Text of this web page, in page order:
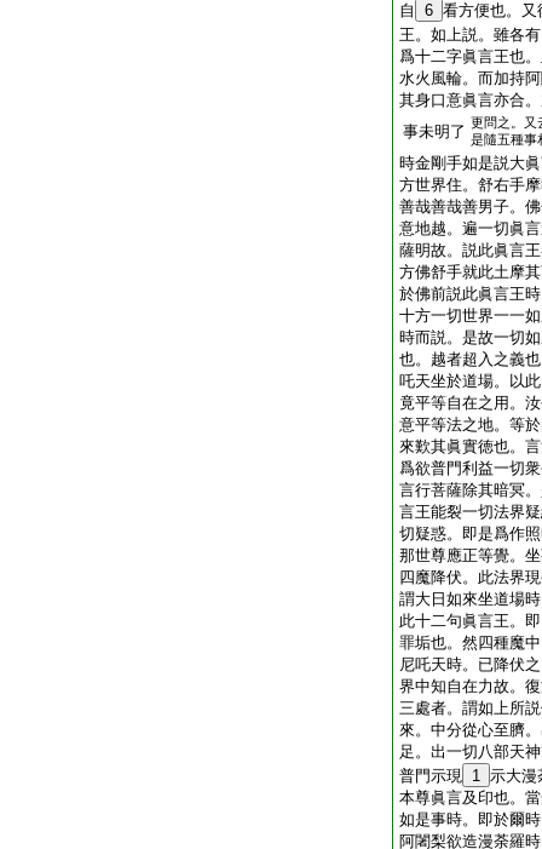
自
6 看方便也。又
王。如上説。雖各
爲十二字眞言王也
水火風輪。而加持
其身口意眞言亦合
事未明了 更問之。又
是隨五種事
時金剛手如是説大
方世界住。舒右手
善哉善哉善男子。
意地越。遍一切眞
薩明故。説此眞言
方佛舒手就此土摩
於佛前説此眞言王
十方一切世界一一
時而説。是故一切
也。越者超入之義
吒天坐於道場。以
竟平等自在之用。
意平等法之地。等
來歎其眞實徳也。
爲欲普門利益一切
言行菩薩除其暗冥
言王能裂一切法界
切疑惑。即是爲作
那世尊應正等覺。
四魔降伏。此法界
謂大日如來坐道場
此十二句眞言王。
罪垢也。然四種魔
尼吒天時。已降伏
界中知自在力故。
三處者。謂如上所
來。中分從心至臍
足。出一切八部天
普門示現 1 示大漫
本尊眞言及印也。
如是事時。即於爾
阿闍梨欲造漫荼羅